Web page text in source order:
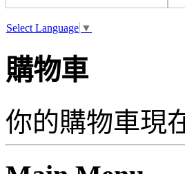
Select Language ▼
購物車
你的購物車現